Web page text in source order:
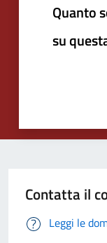
Quanto
su
Contatta il
Leggi le